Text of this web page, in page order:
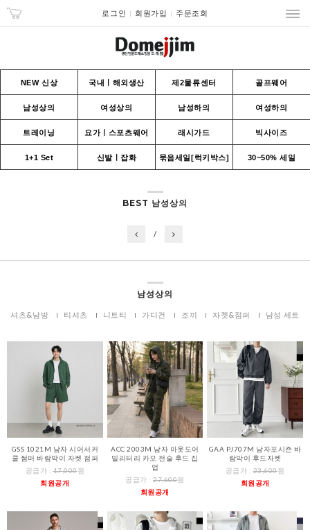
로그인 회원가입 주문조회
NEW 신상 국내ㅣ해외생산 제2물류센터 골프웨어
남성상의 여성상의 남성하의 여성하의
트레이닝 요가ㅣ스포츠웨어 래시가드 빅사이즈
1+1 Set 신발ㅣ잡화 묶음세일[럭키박스] 30~50% 세일
BEST 남성상의
/
남성상의
셔츠&남방 티셔츠 니트티 가디건 조끼 자켓&점퍼 남성 세트
GSS 1021M 남자 시어서커
쿨 썸머 바람막이 자켓 점퍼
공급가 :17,000원
회원공개
ACC 2003M 남자 아웃도어
밀리터리 카모 전술 후드 집
업
공급가 :27,600원
회원공개
GAA PJ707M 남자포시즌 바
람막이 후드자켓
공급가 : 23,600원
회원공개